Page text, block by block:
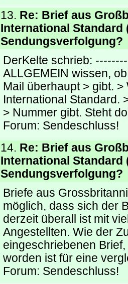
13. Re: Brief aus
International Standard
Sendungsverfolgung?
DerKelte schrieb:
ALLGEMEIN wissen,
Mail überhaupt > gibt.
International Standard.
> Nummer gibt. Steht
Forum: Sendeschluss!
14. Re: Brief aus
International Standard
Sendungsverfolgung?
Briefe aus
möglich, dass sich der
derzeit überall ist mit
Angestellten. Wie der
eingeschriebenen
worden ist für eine
Forum: Sendeschluss!